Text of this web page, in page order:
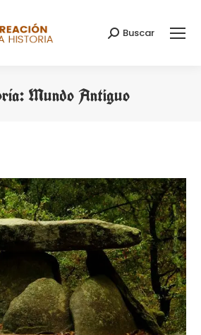
Buscar:
Buscar
Mundo Antiguo